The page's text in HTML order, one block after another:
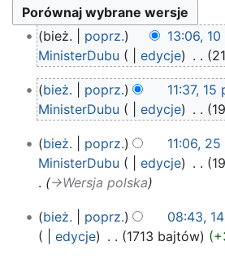
10
cze
2023
bież. poprz.
13:06,
MinisterDubu
edycje
i
e
o
d
a
n
o
15
paź
2020
bież. poprz.
11:37,
MinisterDubu
edycje
i
e
p
d
a
25
2020
bież. poprz.
11:06,
MinisterDubu
edycje
→‎Wersja polska
14
bież. poprz. 08:43,
edycje
1713 bajtów